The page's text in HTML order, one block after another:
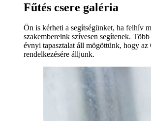
Fűtés csere galéria
Ön is kérheti a segítségünket, ha felhív
szakembereink szívesen segítenek.
évnyi tapasztalat áll mögöttünk, hogy az
rendelkezésére álljunk.